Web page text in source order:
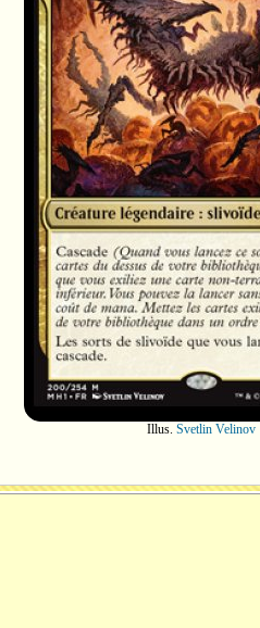
Illus. Svetlin Velinov